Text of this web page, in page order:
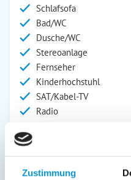
Zustimmung
Schlafsofa
Bad/WC
Dusche/WC
Stereoanlage
Fernseher
Kinderhochstuhl
SAT/Kabel-TV
Radio
Außenanlage:
Garten/Liegewiese
Carport